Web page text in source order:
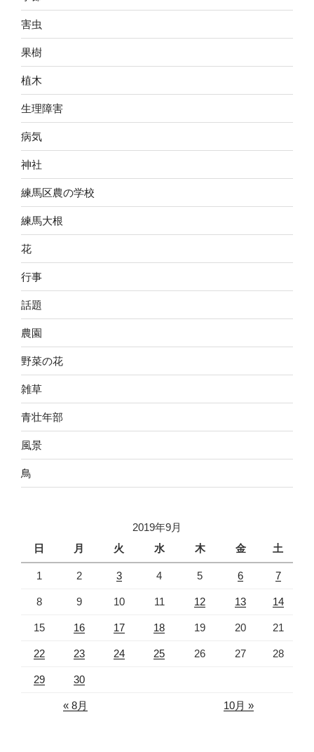
害虫
果樹
植木
生理障害
病気
神社
練馬区農の学校
練馬大根
花
行事
話題
農園
野菜の花
雑草
青壮年部
風景
鳥
2019年9月
日
月 火 水 木 金 土
1 2 3 4 5 6 7
8 9 10 11 12 13 14
15 16 17 18 19 20 21
22 23 24 25 26 27 28
29 30
« 8月 10月 »